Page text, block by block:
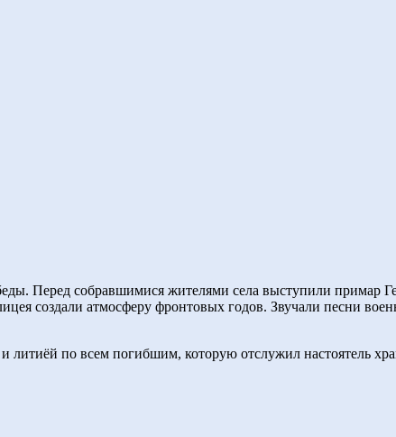
Перед собравшимися жителями села выступили примар
создали атмосферу фронтовых годов. Звучали песни
литиёй по всем погибшим, которую отслужил настоятель